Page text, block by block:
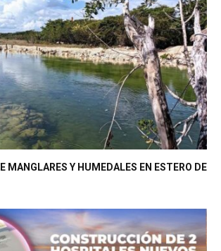
MANGLARES Y HUMEDALES EN ESTERO DE